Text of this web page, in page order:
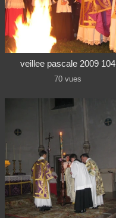
veillee pascale 2009 104
70 vues